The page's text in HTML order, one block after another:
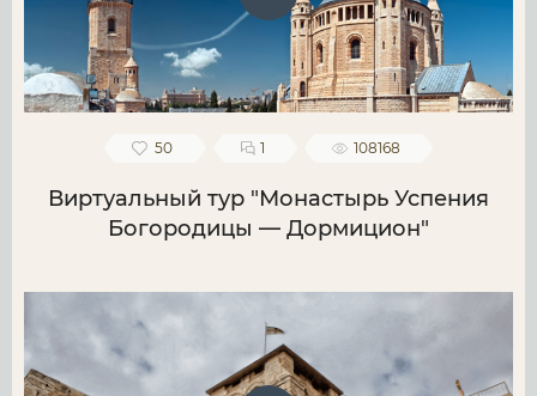
50 1 108168
Виртуальный тур "Монастырь Успения
Богородицы — Дормицион"